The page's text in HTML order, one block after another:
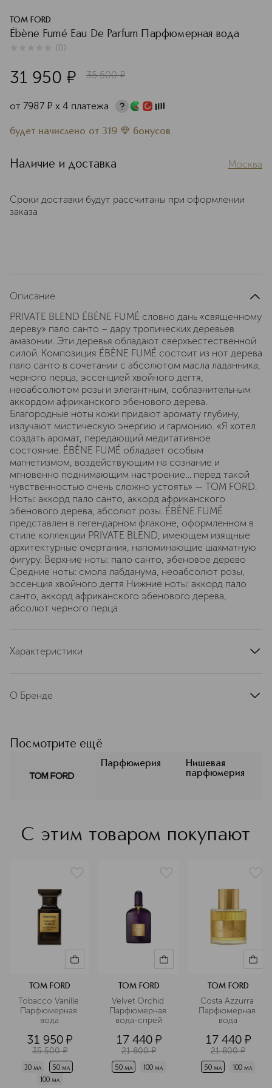
TOM FORD
Ébène Fumé Eau De Parfum Парфюмерная вода
(0)
31 950 ¤ 35 500 ¤
от 7987 ¤ х 4 платежа
будет начислено от 319 бонусов
Наличие и доставка Москва
Сроки доставки будут рассчитаны при оформлении
заказа
Описание
PRIVATE BLEND ÉBÈNE FUMÉ словно дань «священному
дереву» пало санто – дару тропических деревьев
амазонии. Эти деревья обладают сверхъестественной
силой. Композиция ÉBÈNE FUMÉ состоит из нот дерева
пало санто в сочетании с абсолютом масла ладанника,
черного перца, эссенцией хвойного дегтя,
неоабсолютом розы и элегантным, соблазнительным
аккордом африканского эбенового дерева.
Благородные ноты кожи придают аромату глубину,
излучают мистическую энергию и гармонию. «Я хотел
создать аромат, передающий медитативное
состояние. ÉBÈNE FUMÉ обладает особым
магнетизмом, воздействующим на сознание и
мгновенно поднимающим настроение… перед такой
чувственностью очень сложно устоять» — TOM FORD.
Ноты: аккорд пало санто, аккорд африканского
эбенового дерева, абсолют розы. ÉBÈNE FUMÉ
представлен в легендарном флаконе, оформленном в
стиле коллекции PRIVATE BLEND, имеющем изящные
архитектурные очертания, напоминающие шахматную
фигуру. Верхние ноты: пало санто, эбеновое дерево
Средние ноты: смола лабданума, неоабсолют розы,
эссенция хвойного дегтя Нижние ноты: аккорд пало
санто, аккорд африканского эбенового дерева,
абсолют черного перца
Характеристики
О Бренде
современной роскоши. В коллекции
макияжа TOM FORD BEAUTY
COSMETICS представлены сочные
сексуальные оттенки продуктов для
смелых, дает возможность любой
Подробнее
Посмотрите ещё
Парфюмерия
Нишевая
парфюмерия
С этим товаром покупают
TOM FORD
Tobacco Vanille
Парфюмерная
вода
31 950 ¤
35 500 ¤
30 мл
50 мл
100 мл
TOM FORD
Velvet Orchid
Парфюмерная
вода-спрей
17 440 ¤
21 800 ¤
50 мл 100 мл
TOM FORD
Costa Azzurra
Парфюмерная
вода
17 440 ¤
21 800 ¤
50 мл 100 мл